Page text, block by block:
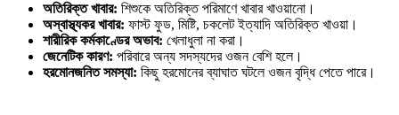
অতিরিক্তখাবার: শিশুকে অতিরিক্ত পরিমাণে খাবার খাওয়ানো।
অস্বাস্থ্যকরখাবার: ফাস্ট ফুড, মিষ্টি, চকলেট ইত্যাদি অতিরিক্ত খাওয়া।
শারীরিককর্মকাণ্ডেরঅভাব: খেলাধুলা না করা।
জেনেটিককারণ: পরিবারে অন্য সদস্যদের ওজন বেশি হলে।
হরমোনজনিতসমস্যা: কিছু হরমোনের ব্যাঘাত ঘটলে ওজন বৃদ্ধি পেতে পারে।